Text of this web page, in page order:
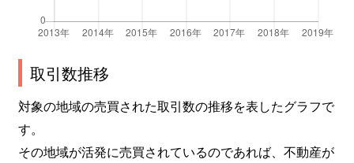
取引数推移
対象の地域の売買された取引数の推移を表したグラフで
す。
その地域が活発に売買されているのであれば、不動産が